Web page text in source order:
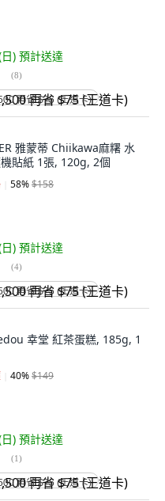
) 預計送達
(8)
再省 $75 (王道卡)
雅蒙蒂 Chiikawa麻糬 水
貼紙 1張, 120g, 2個
58%$158
) 預計送達
(4)
再省 $75 (王道卡)
幸堂 紅茶蛋糕, 185g, 1
40%$149
) 預計送達
(1)
再省 $75 (王道卡)